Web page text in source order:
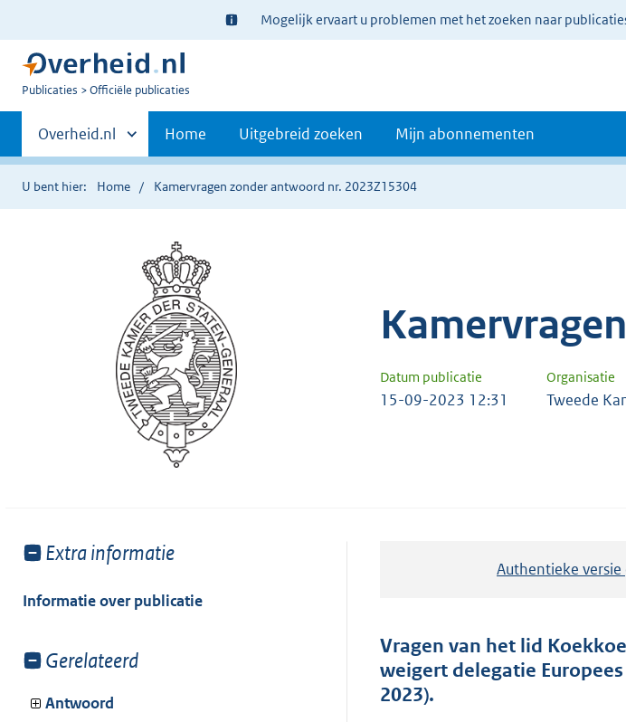
Ter
informatie:
Mogelijk ervaart u problemen met het zoeken naar
U
Publicaties Officiële publicaties
Primaire
navigatie
Andere
sites
binnen
Overheid.nl Home Uitgebreid zoeken Mijn abonnementen
U bent hier: Home Kamervragen zonder antwoord nr. 2023Z15304
Datum publicatie Organisatie
15-09-2023 12:31 Tweede
Toon
van:
Extra informatie
Informatie over publicatie
Toon
van:
Gerelateerd
Antwoord
Authentieke versie
Vragen van het lid
weigert delegatie
2023).